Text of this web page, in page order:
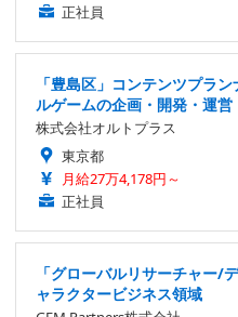
正社員
「豊島区」コンテンツプラ
ルゲームの企画・開発・運営
株式会社オルトプラス
東京都
月給27万4,178円～
正社員
「グローバルリサーチャー/
ャラクタービジネス領域